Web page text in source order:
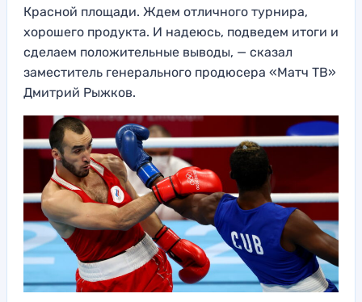
Красной площади. Ждем отличного турнира,
хорошего продукта. И надеюсь, подведем итоги и
сделаем положительные выводы, — сказал
заместитель генерального продюсера «Матч ТВ»
Дмитрий Рыжков.